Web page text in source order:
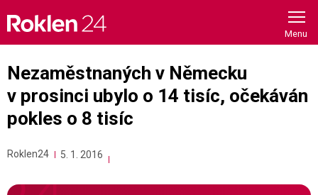
content
Nezaměstnaných v Německu
v prosinci ubylo o 14 tisíc, očekáván
pokles o 8 tisíc
Roklen24 5. 1. 2016